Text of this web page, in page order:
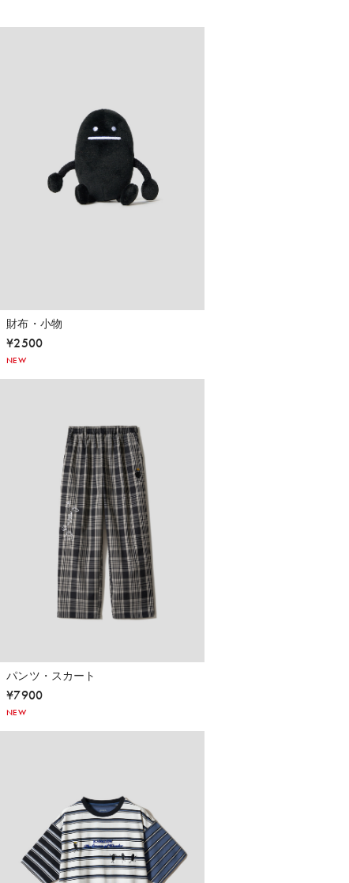
財布・小物
¥2500
NEW
パンツ・スカート
¥7900
NEW